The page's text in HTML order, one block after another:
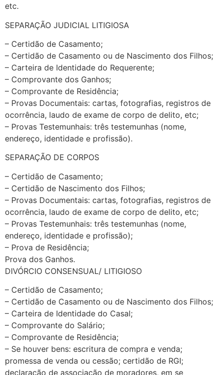
etc.
SEPARAÇÃO JUDICIAL LITIGIOSA
– Certidão de Casamento;
– Certidão de Casamento ou de Nascimento dos Filhos;
– Carteira de Identidade do Requerente;
– Comprovante dos Ganhos;
– Comprovante de Residência;
– Provas Documentais: cartas, fotografias, registros de
ocorrência, laudo de exame de corpo de delito, etc;
– Provas Testemunhais: três testemunhas (nome,
endereço, identidade e profissão).
SEPARAÇÃO DE CORPOS
– Certidão de Casamento;
– Certidão de Nascimento dos Filhos;
– Provas Documentais: cartas, fotografias, registros de
ocorrência, laudo de exame de corpo de delito, etc;
– Provas Testemunhais: três testemunhas (nome,
endereço, identidade e profissão);
– Prova de Residência;
Prova dos Ganhos.
DIVÓRCIO CONSENSUAL/ LITIGIOSO
– Certidão de Casamento;
– Certidão de Casamento ou de Nascimento dos Filhos;
– Carteira de Identidade do Casal;
– Comprovante do Salário;
– Comprovante de Residência;
– Se houver bens: escritura de compra e venda;
promessa de venda ou cessão; certidão de RGI;
declaração de associação de moradores, em se